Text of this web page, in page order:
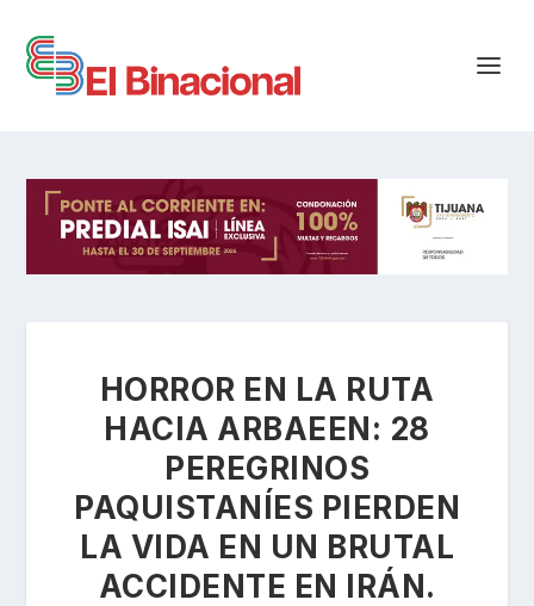
HORROR EN LA RUTA
HACIA ARBAEEN: 28
PEREGRINOS
PAQUISTANÍES PIERDEN
LA VIDA EN UN BRUTAL
ACCIDENTE EN IRÁN.